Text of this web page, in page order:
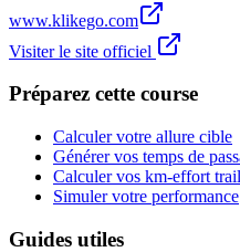
www.klikego.com
Visiter le site officiel
Préparez cette course
Calculer votre allure cible
Générer vos temps de
Calculer vos km-effort trail
Simuler votre performance
Guides utiles